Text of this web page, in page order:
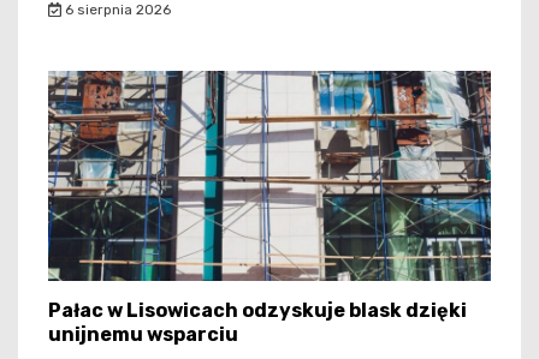
6 sierpnia 2026
Pałac w Lisowicach odzyskuje blask dzięki
unijnemu wsparciu